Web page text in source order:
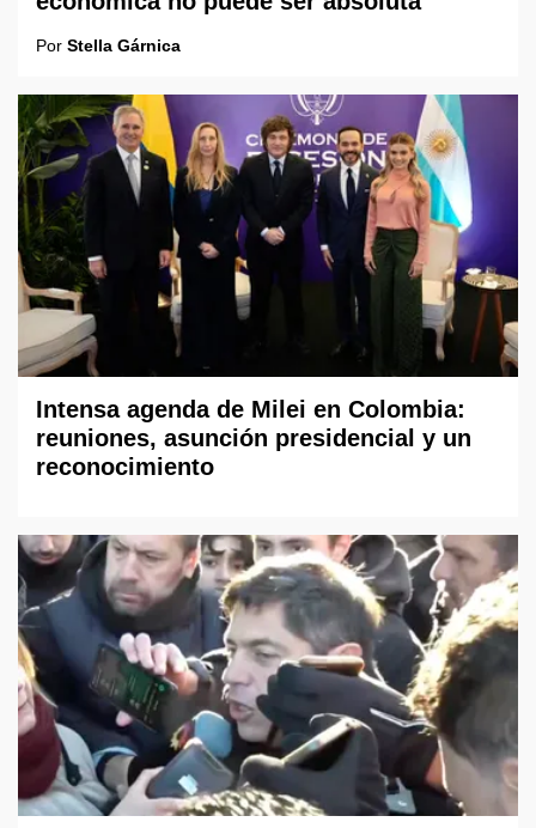
Por Stella Gárnica
Intensa agenda de Milei en Colombia:
reuniones, asunción presidencial y un
reconocimiento